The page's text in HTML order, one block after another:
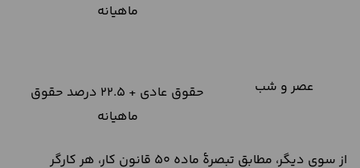
ماهیانه
عصر و شب
حقوق عادی + 22.5 درصد حقوق
ماهیانه
از سوی دیگر، مطابق تبصرۀ ماده 50 قانون کار، هر کارگر